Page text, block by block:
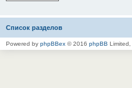
Список разделов
Powered by phpBBex © 2016 phpBB Limited,